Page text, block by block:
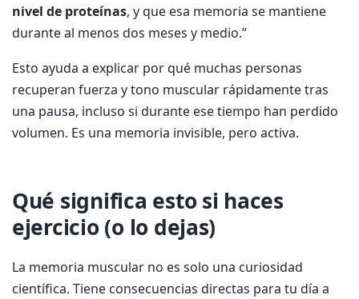
nivel de proteínas, y que esa memoria se mantiene
durante al menos dos meses y medio.”
Esto ayuda a explicar por qué muchas personas
recuperan fuerza y tono muscular rápidamente tras
una pausa, incluso si durante ese tiempo han perdido
volumen. Es una memoria invisible, pero activa.
Qué significa esto si haces
ejercicio (o lo dejas)
La memoria muscular no es solo una curiosidad
científica. Tiene consecuencias directas para tu día a